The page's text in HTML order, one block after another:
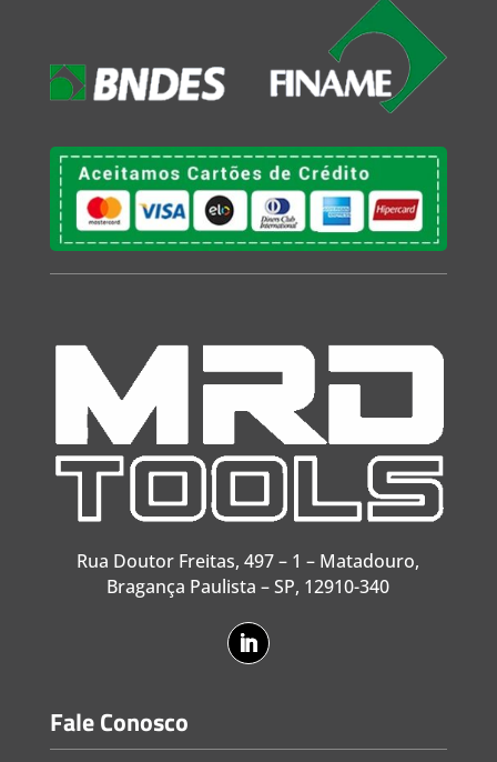
Rua Doutor Freitas, 497 – 1 – Matadouro,
Bragança Paulista – SP, 12910-340
Fale Conosco